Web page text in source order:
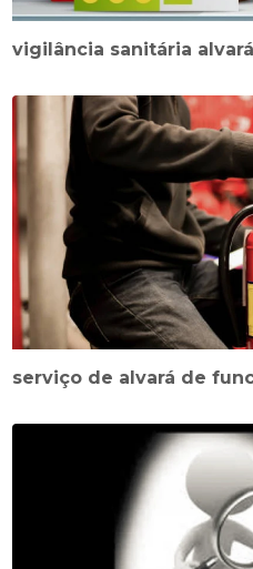
vigilância sanitária
serviço de alvará de